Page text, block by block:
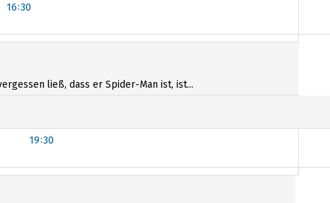
16:30
16:30
ließ, dass er Spider-Man ist, ist...
19:30
19:30